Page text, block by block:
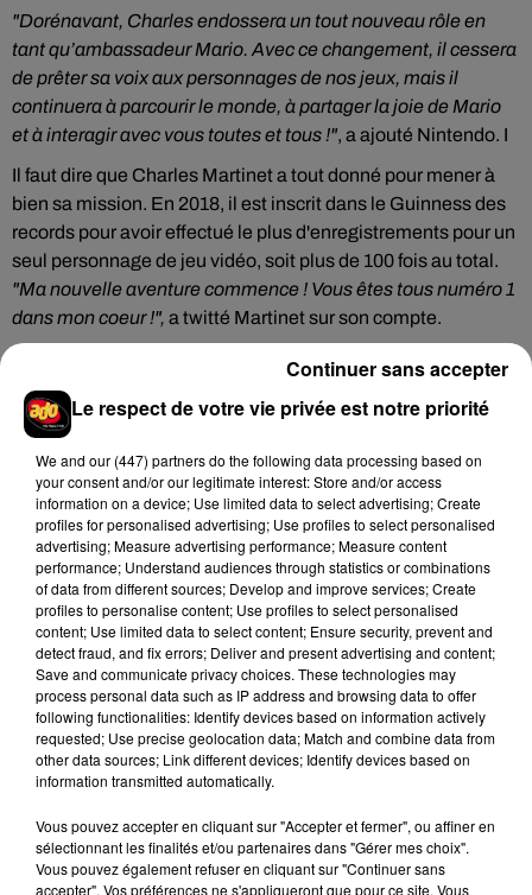
"Dorénavant, Charles endossera un tout nouveau rôle en
tant qu’ambassadeur Mario. Avec ce changement, il cessera
de prêter sa voix aux personnages de nos jeux, mais il
continuera à parcourir le monde, à partager la joie de Mario
et à interagir avec vous toutes et tous !", a ajouté Nintendo. I
Il faut dire que Charles Martinet a tout donné pour mener à
bien sa mission. En 2018, il est inscrit dans le Guinness des
records pour avoir effectué le plus d'enregistrements pour un
seul personnage de jeu vidéo, soit plus de 100 fois au total.
"Ma nouvelle aventure commence ! Vous êtes tous numéro 1
dans mon coeur !", a twitté Martinet sur son compte.
Hip-Hop News
7 août 2026
Brent Faiyaz a le cœur brisé dans son
nouveau clip
7 août 2026
Rihanna de retour en studio ? A$AP
Rocky relance l'espoir des fans
Tayc et Didi B dévoilent le single le plus
Le respect de votre vie privée est notre priorité
We and our (447) partnersdo the following data processing based on
your consent and/or our legitimate interest: Store and/or access
information on a device; Use limited data to select advertising; Create
profiles for personalised advertising; Use profiles to select personalised
advertising; Measure advertising performance; Measure content
performance; Understand audiences through statistics or combinations
of data from different sources; Develop and improve services; Create
profiles to personalise content; Use profiles to select personalised
content; Use limited data to select content; Ensure security, prevent and
detect fraud, and fix errors; Deliver and present advertising and content;
Save and communicate privacy choices. These technologies may
process personal data such as IP address and browsing data to offer
following functionalities: Identify devices based on information actively
requested; Use precise geolocation data; Match and combine data from
other data sources; Link different devices; Identify devices based on
information transmitted automatically.
Vous pouvez accepter en cliquant sur "Accepter et fermer", ou affiner en
sélectionnant les finalités et/ou partenaires dans "Gérer mes choix".
Vous pouvez également refuser en cliquant sur "Continuer sans
accepter". Vos préférences ne s'appliqueront que pour ce site. Vous
Continuer sans accepter